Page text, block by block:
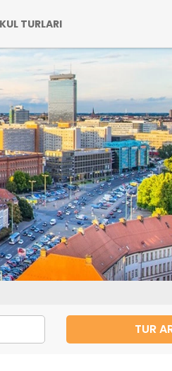
TURLARI
TUR